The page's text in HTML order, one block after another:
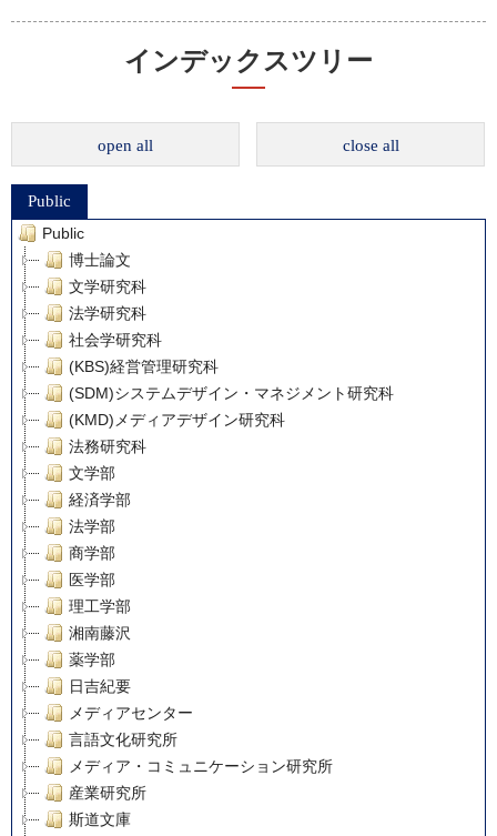
インデックスツリー
open all close all
Public
Public
博士論文
文学研究科
法学研究科
社会学研究科
(KBS)経営管理研究科
(SDM)システムデザイン・マネジメント研究科
(KMD)メディアデザイン研究科
法務研究科
文学部
経済学部
法学部
商学部
医学部
理工学部
湘南藤沢
薬学部
日吉紀要
メディアセンター
言語文化研究所
メディア・コミュニケーション研究所
産業研究所
斯道文庫